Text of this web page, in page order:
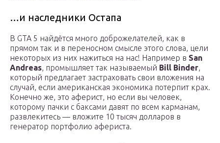
…и наследники Остапа
В GTA 5 найдётся много доброжелателей, как в
прямом так и в переносном смысле этого слова, цели
некоторых из них нажиться на нас! Например в San
Andreas, промышляет так называемый Bill Binder,
который предлагает застраховать свои вложения на
случай, если американская экономика потерпит крах.
Конечно же, это аферист, но если вы человек,
которому пачки с баксами давят по всем карманам,
развлекитесь — вложите 10 тысяч долларов в
генератор портфолио афериста.